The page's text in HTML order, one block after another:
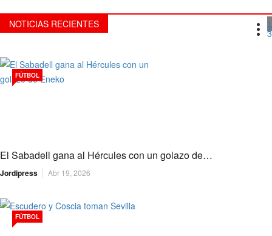
NOTICIAS RECIENTES 1
2
3
El Sabadell gana al Hércules con un golazo de…
Jordipress Abr 19, 2026
FÚTBOL
FÚTBOL